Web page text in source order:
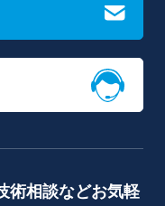
術相談などお気軽